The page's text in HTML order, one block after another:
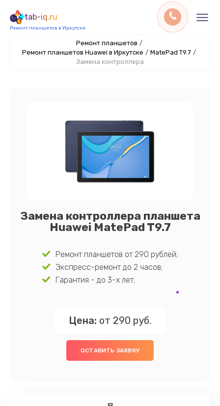
tab-iq.ru
Ремонт планшетов в Иркутске
Ремонт планшетов /
Ремонт планшетов Huawei в Иркутске / MatePad T9.7 /
Замена контроллера
Замена контроллера планшета
Huawei MatePad T9.7
Ремонт планшетов от 290 рублей;
Экспресс-ремонт до 2 часов;
Гарантия - до 3-х лет;
Цена: от 290 руб.
ОСТАВИТЬ ЗАЯВКУ